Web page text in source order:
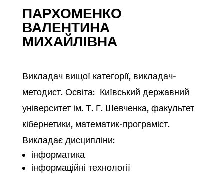
ПАРХОМЕНКО
ВАЛЕНТИНА
МИХАЙЛІВНА
Викладач вищої категорії, викладач-
методист. Освіта: Київський державний
університет ім. Т. Г. Шевченка, факультет
кібернетики, математик-програміст.
Викладає дисципліни:
інформатика
інформаційні технології